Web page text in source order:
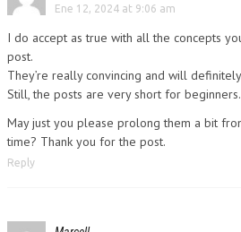
Ene 12, 2024 at 9:06 am
I do accept as true with all the concepts
post.
They’re really convincing and will
Still, the posts are very short for beginners.
May just you please prolong them a bit
time? Thank you for the post.
Reply